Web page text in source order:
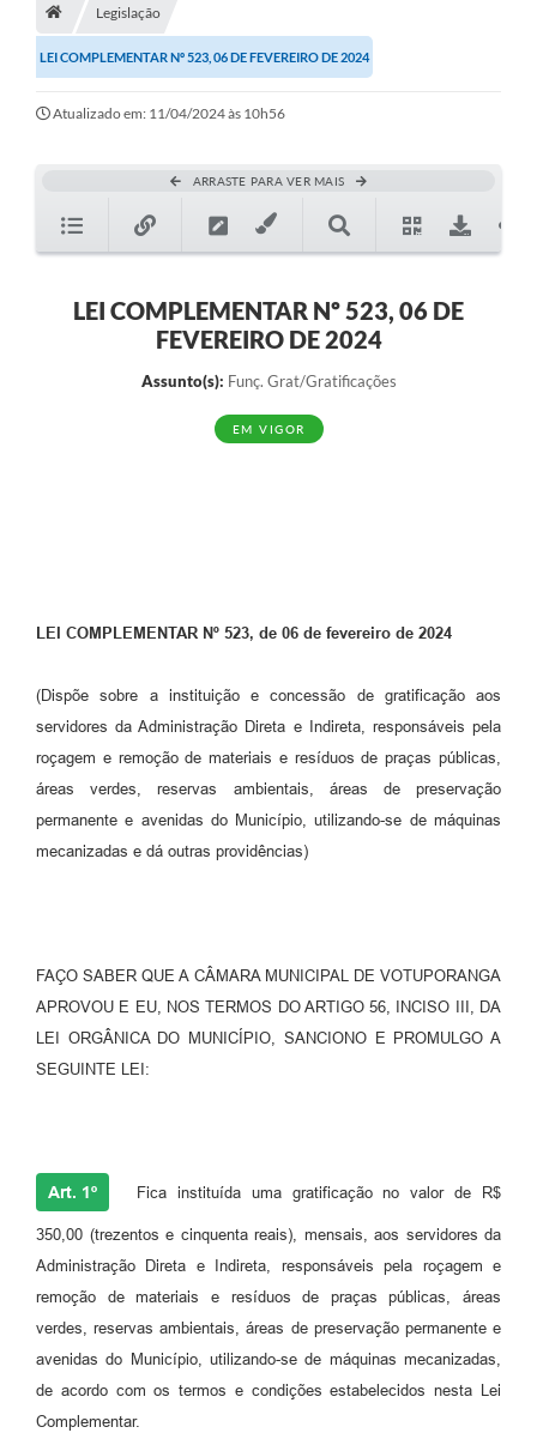
A História
Galeria de Fotos
Notícias
Arquivos para Download
Links
Emprega
Legislação
LEI COMPLEMENTAR Nº 523, 06 DE FEVEREIRO DE 2024
Atualizado em: 11/04/2024 às 10h56
ARRASTE PARA VER MAIS
LEI COMPLEMENTAR Nº 523, 06 DE
FEVEREIRO DE 2024
Assunto(s): Funç. Grat/Gratificações
EM VIGOR
LEI COMPLEMENTAR Nº 523, de 06 de fevereiro de 2024
(Dispõe sobre a instituição e concessão de gratificação aos
servidores da Administração Direta e Indireta, responsáveis pela
roçagem e remoção de materiais e resíduos de praças públicas,
áreas verdes, reservas ambientais, áreas de preservação
permanente e avenidas do Município, utilizando-se de máquinas
mecanizadas e dá outras providências)
FAÇO SABER QUE A CÂMARA MUNICIPAL DE VOTUPORANGA
APROVOU E EU, NOS TERMOS DO ARTIGO 56, INCISO III, DA
LEI ORGÂNICA DO MUNICÍPIO, SANCIONO E PROMULGO A
SEGUINTE LEI:
Art. 1º Fica instituída uma gratificação no valor de R$
350,00 (trezentos e cinquenta reais), mensais, aos servidores da
Administração Direta e Indireta, responsáveis pela roçagem e
remoção de materiais e resíduos de praças públicas, áreas
verdes, reservas ambientais, áreas de preservação permanente e
avenidas do Município, utilizando-se de máquinas mecanizadas,
de acordo com os termos e condições estabelecidos nesta Lei
Complementar.